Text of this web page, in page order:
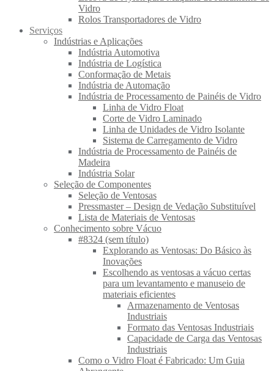
Vidro
Rolos Transportadores de Vidro
Serviços
Indústrias e Aplicações
Indústria Automotiva
Indústria de Logística
Conformação de Metais
Indústria de Automação
Indústria de Processamento de Painéis de Vidro
Linha de Vidro Float
Corte de Vidro Laminado
Linha de Unidades de Vidro Isolante
Sistema de Carregamento de Vidro
Indústria de Processamento de Painéis de
Madeira
Indústria Solar
Seleção de Componentes
Seleção de Ventosas
Pressmaster – Design de Vedação Substituível
Lista de Materiais de Ventosas
Conhecimento sobre Vácuo
#8324 (sem título)
Explorando as Ventosas: Do Básico às
Inovações
Escolhendo as ventosas a vácuo certas
para um levantamento e manuseio de
materiais eficientes
Armazenamento de Ventosas
Industriais
Formato das Ventosas Industriais
Capacidade de Carga das Ventosas
Industriais
Como o Vidro Float é Fabricado: Um Guia